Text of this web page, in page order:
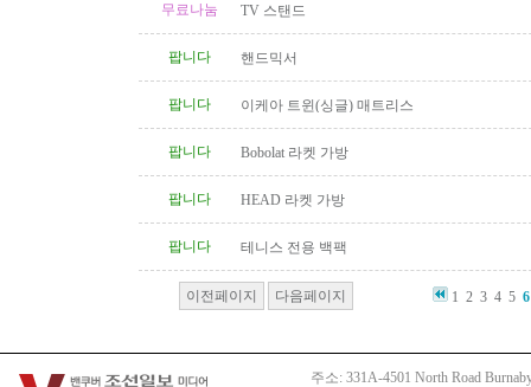
무료나눔 TV 스탠드
팝니다 핸드믹서
팝니다 이케아 트윈(싱글) 매트리스
팝니다 Bobolat 라켓 가방
팝니다 HEAD 라켓 가방
팝니다 테니스 전용 백팩
이전페이지 다음페이지 1 2 3 4 5 6
주소: 331A-4501 North Road